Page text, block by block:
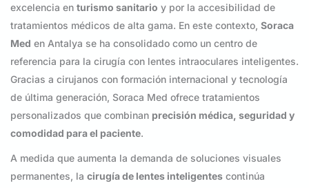
excelencia en turismo sanitario y por la accesibilidad de
tratamientos médicos de alta gama. En este contexto, Soraca
Med en Antalya se ha consolidado como un centro de
referencia para la cirugía con lentes intraoculares inteligentes.
Gracias a cirujanos con formación internacional y tecnología
de última generación, Soraca Med ofrece tratamientos
personalizados que combinan precisión médica, seguridad y
comodidad para el paciente.
A medida que aumenta la demanda de soluciones visuales
permanentes, la cirugía de lentes inteligentes continúa